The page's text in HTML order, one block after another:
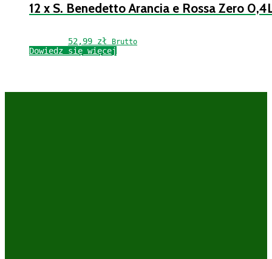
12 x S. Benedetto Arancia e Rossa Zero
52,99 zł Brutto
Dowiedz się więcej